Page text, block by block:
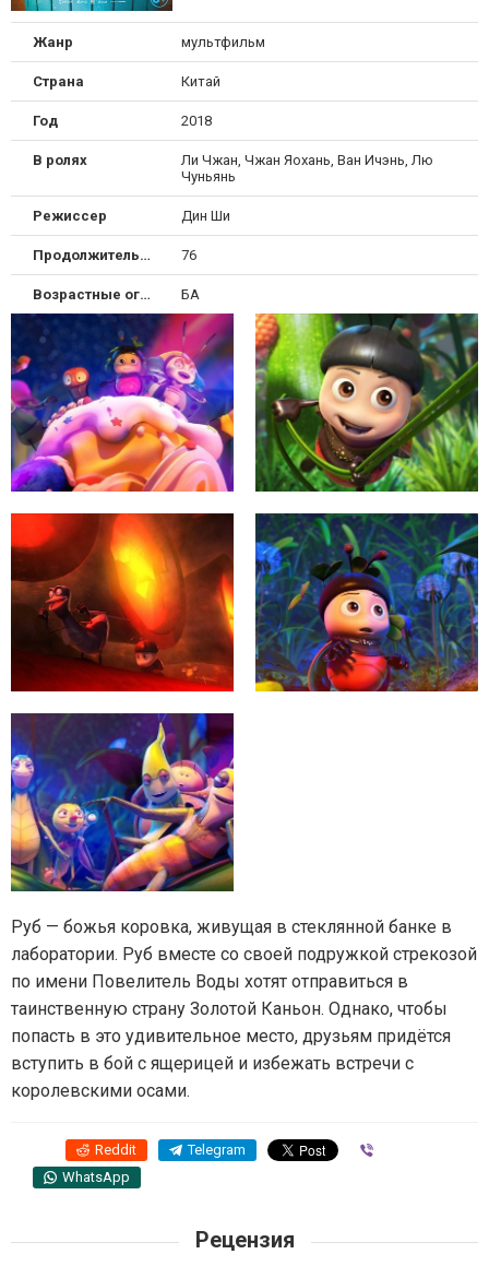
Жанр мультфильм
Страна Китай
Год 2018
В ролях
Ли Чжан, Чжан Яохань, Ван Ичэнь, Лю
Чуньянь
Режиссер Дин Ши
Продолжительность 76
Возрастные ограничения БА
Руб — божья коровка, живущая в стеклянной банке в
лаборатории. Руб вместе со своей подружкой стрекозой
по имени Повелитель Воды хотят отправиться в
таинственную страну Золотой Каньон. Однако, чтобы
попасть в это удивительное место, друзьям придётся
вступить в бой с ящерицей и избежать встречи с
королевскими осами.
Reddit Telegram
WhatsApp
Рецензия